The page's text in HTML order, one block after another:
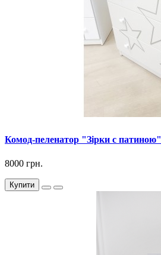
Комод-пеленатор "Зірки с патиною"
8000 грн.
Купити